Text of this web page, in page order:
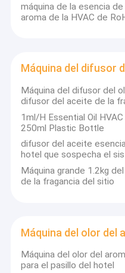
máquina de la esencia
aroma de la HVAC de
Máquina del difusor
Máquina del difusor del
difusor del aceite de la
1ml/H Essential Oil
250ml Plastic Bottle
difusor del aceite
hotel que sospecha el
Máquina grande 1.2kg
de la fragancia del sitio
Máquina del olor del
Máquina del olor del
para el pasillo del hotel